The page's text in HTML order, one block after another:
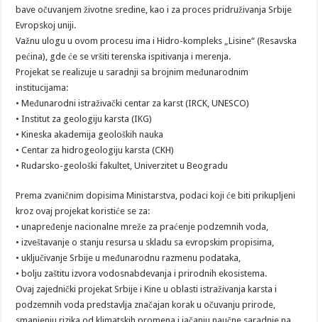
bave očuvanjem životne sredine, kao i za proces pridruživanja Srbije
Evropskoj uniji.
Važnu ulogu u ovom procesu ima i Hidro-kompleks „Lisine“ (Resavska
pećina), gde će se vršiti terenska ispitivanja i merenja.
Projekat se realizuje u saradnji sa brojnim međunarodnim
institucijama:
• Međunarodni istraživački centar za karst (IRCK, UNESCO)
• Institut za geologiju karsta (IKG)
• Kineska akademija geoloških nauka
• Centar za hidrogeologiju karsta (CKH)
• Rudarsko-geološki fakultet, Univerzitet u Beogradu
Prema zvaničnim dopisima Ministarstva, podaci koji će biti prikupljeni
kroz ovaj projekat koristiće se za:
• unapređenje nacionalne mreže za praćenje podzemnih voda,
• izveštavanje o stanju resursa u skladu sa evropskim propisima,
• uključivanje Srbije u međunarodnu razmenu podataka,
• bolju zaštitu izvora vodosnabdevanja i prirodnih ekosistema.
Ovaj zajednički projekat Srbije i Kine u oblasti istraživanja karsta i
podzemnih voda predstavlja značajan korak u očuvanju prirode,